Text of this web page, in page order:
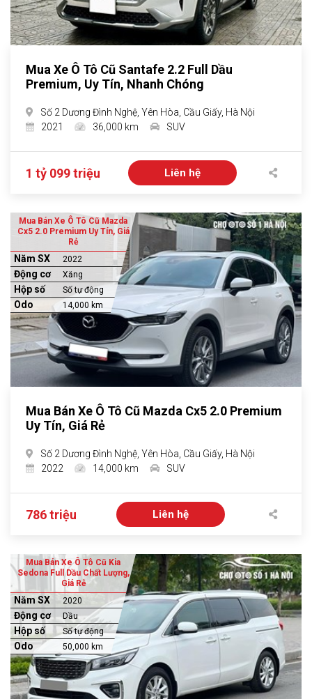
Mua Xe Ô Tô Cũ Santafe 2.2 Full Dầu
Premium, Uy Tín, Nhanh Chóng
Số 2 Dương Đình Nghệ, Yên Hòa, Cầu Giấy, Hà Nội
2021
36,000 km SUV
1 tỷ 099 triệu Liên hệ
Mua Bán Xe Ô Tô Cũ Mazda
Cx5 2.0 Premium Uy Tín, Giá
Rẻ
Năm SX 2022
Động cơ Xăng
Hộp số Số tự động
Odo 14,000 km
Mua Bán Xe Ô Tô Cũ Mazda Cx5 2.0 Premium
Uy Tín, Giá Rẻ
Số 2 Dương Đình Nghệ, Yên Hòa, Cầu Giấy, Hà Nội
2022
14,000 km SUV
786 triệu Liên hệ
Mua Bán Xe Ô Tô Cũ Kia
Sedona Full Dầu Chất Lượng,
Giá Rẻ
Năm SX 2020
Động cơ Dầu
Hộp số Số tự động
Odo 50,000 km